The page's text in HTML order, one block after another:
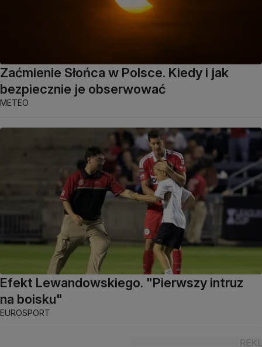
Zaćmienie Słońca w Polsce. Kiedy i jak
bezpiecznie je obserwować
METEO
Efekt Lewandowskiego. "Pierwszy intruz
na boisku"
EUROSPORT